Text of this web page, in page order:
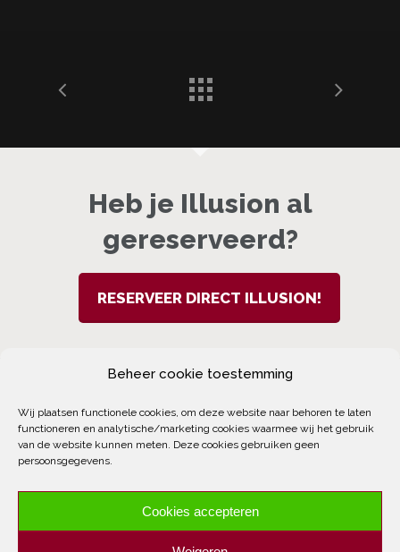
Beheer cookie toestemming
Wij plaatsen functionele cookies, om deze website naar behoren te laten
functioneren en analytische/marketing cookies waarmee wij het gebruik
van de website kunnen meten. Deze cookies gebruiken geen
persoonsgegevens.
Cookies accepteren
Heb je Illusion al
gereserveerd?
RESERVEER DIRECT ILLUSION!
twitter facebook youtube instagram
tripadvisor whatsapp phone email